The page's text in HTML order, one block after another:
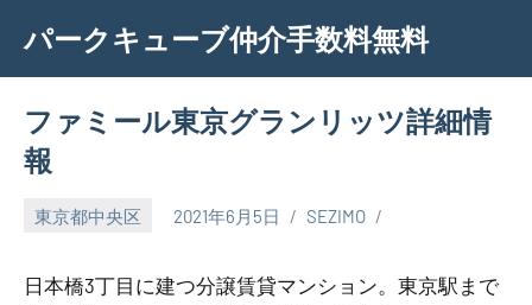
content
パークキューブ仲介手数料無料
ファミール東京グランリッツ詳細情
報
東京都中央区 2021年6月5日 SEZIMO
日本橋3丁目に建つ分譲賃貸マンション。東京駅まで